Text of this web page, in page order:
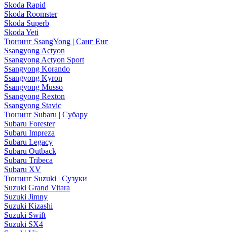
Skoda Rapid
Skoda Roomster
Skoda Superb
Skoda Yeti
Тюнинг SsangYong | Санг Енг
Ssangyong Actyon
Ssangyong Actyon Sport
Ssangyong Korando
Ssangyong Kyron
Ssangyong Musso
Ssangyong Rexton
Ssangyong Stavic
Тюнинг Subaru | Субару
Subaru Forester
Subaru Impreza
Subaru Legacy
Subaru Outback
Subaru Tribeca
Subaru XV
Тюнинг Suzuki | Сузуки
Suzuki Grand Vitara
Suzuki Jimny
Suzuki Kizashi
Suzuki Swift
Suzuki SX4